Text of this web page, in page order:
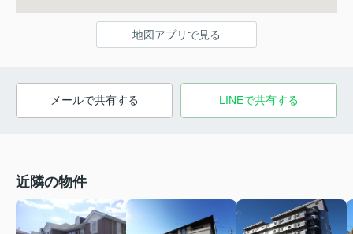
地図アプリで見る
メールで共有する LINEで共有する
近隣の物件